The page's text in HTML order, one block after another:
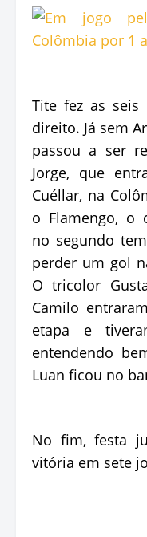
Tite fez as seis
direito. Já sem
passou a ser
Jorge, que
Cuéllar, na
o Flamengo, o
no segundo
perder um gol
O tricolor
Camilo
etapa e
entendendo
Luan ficou no
No fim, festa
vitória em sete